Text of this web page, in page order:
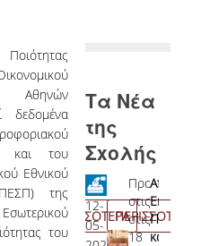
ΠΡΟΠΤΥΧΙΑΚΕΣ
ΣΠΟΥΔΕΣ
ΜΕΤΑΠΤΥΧΙΑΚΕΣ
ΣΠΟΥΔΕΣ
ΕΚΠΑΙΔΕΥΤΙΚΑ
ΕΡΓΑΣΤΗΡΙΑ
ΨΗΦΙΑΚΕΣ ΥΠΗΡΕΣΙΕΣ
δεδομένα
και του
Εθνικού
της
του
Τα Νέα
της
Σxολής
07-
05-
2025
Προκήρυξη
07-
05-
ΠΕΡΙΣΣΟΤΕΡΑ
Ανακήρυξη
υποψηφίων
για
τη
12-
05-
ΠΕΡΙΣΣΟΤΕΡΑ
στις
στις
18
Εκλογών
και